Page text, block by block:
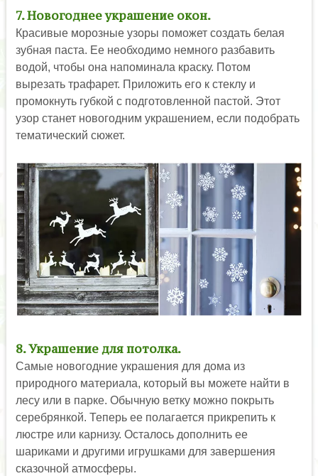
7. Новогоднее украшение окон.
Красивые морозные узоры поможет создать белая
зубная паста. Ее необходимо немного разбавить
водой, чтобы она напоминала краску. Потом
вырезать трафарет. Приложить его к стеклу и
промокнуть губкой с подготовленной пастой. Этот
узор станет новогодним украшением, если подобрать
тематический сюжет.
8. Украшение для потолка.
Самые новогодние украшения для дома из
природного материала, который вы можете найти в
лесу или в парке. Обычную ветку можно покрыть
серебрянкой. Теперь ее полагается прикрепить к
люстре или карнизу. Осталось дополнить ее
шариками и другими игрушками для завершения
сказочной атмосферы.